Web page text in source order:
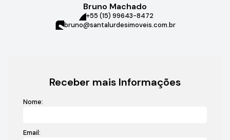
Bruno Machado
+55 (15) 99643-8472
bruno@santalurdesimoveis.com.br
Receber mais Informações
Nome:
Email: